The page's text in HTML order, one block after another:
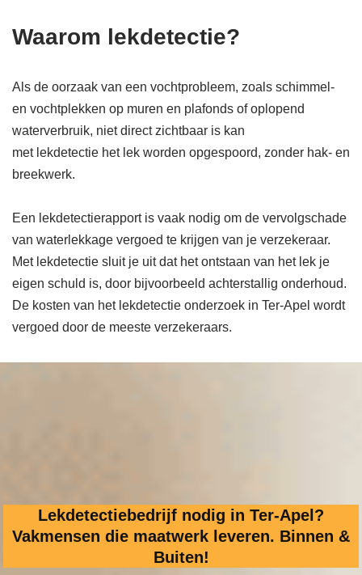
Waarom lekdetectie?
Als de oorzaak van een vochtprobleem, zoals schimmel-
en vochtplekken op muren en plafonds of oplopend
waterverbruik, niet direct zichtbaar is kan
met lekdetectie het lek worden opgespoord, zonder hak- en
breekwerk.
Een lekdetectierapport is vaak nodig om de vervolgschade
van waterlekkage vergoed te krijgen van je verzekeraar.
Met lekdetectie sluit je uit dat het ontstaan van het lek je
eigen schuld is, door bijvoorbeeld achterstallig onderhoud.
De kosten van het lekdetectie onderzoek in Ter-Apel wordt
vergoed door de meeste verzekeraars.
Lekdetectiebedrijf nodig in Ter-Apel?
Vakmensen die maatwerk leveren. Binnen &
Buiten!